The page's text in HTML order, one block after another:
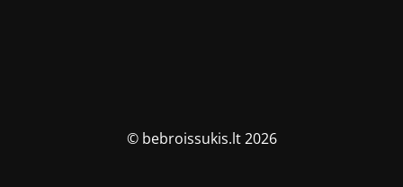
© bebroissukis.lt 2026